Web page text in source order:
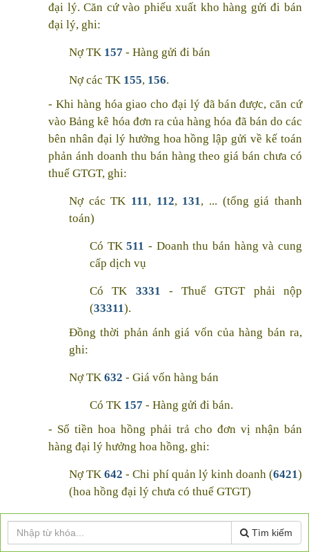
đại lý. Căn cứ vào phiếu xuất kho hàng gửi đi bán
đại lý, ghi:
Nợ TK 157 - Hàng gửi đi bán
Nợ các TK 155, 156.
- Khi hàng hóa giao cho đại lý đã bán được, căn cứ
vào Bảng kê hóa đơn ra của hàng hóa đã bán do các
bên nhân đại lý hưởng hoa hồng lập gửi về kế toán
phản ánh doanh thu bán hàng theo giá bán chưa có
thuế GTGT, ghi:
Nợ các TK 111, 112, 131, ... (tổng giá thanh
toán)
Có TK511 - Doanh thu bán hàng và cung
cấp dịch vụ
Có TK 3331 - Thuế GTGT phải nộp
(33311).
Đồng thời phản ánh giá vốn của hàng bán ra,
ghi:
Nợ TK 632 - Giá vốn hàng bán
Có TK 157 - Hàng gửi đi bán.
- Số tiền hoa hồng phải trả cho đơn vị nhận bán
hàng đại lý hưởng hoa hồng, ghi:
Nợ TK642 - Chi phí quản lý kinh doanh (6421)
(hoa hồng đại lý chưa có thuế GTGT)
Nợ TK133- Thuế GTGT được khấu trừ (1331)
Có các TK111,112,131, …
Tìm kiếm